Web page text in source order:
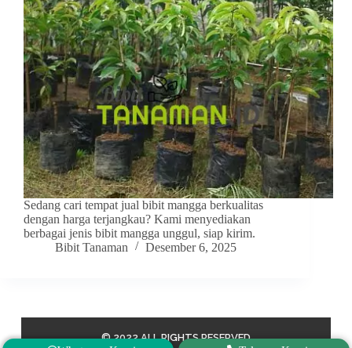
Sedang cari tempat jual bibit mangga berkualitas
dengan harga terjangkau? Kami menyediakan
berbagai jenis bibit mangga unggul, siap kirim.
Bibit Tanaman
Desember 6, 2025
© 2022 ALL RIGHTS RESERVED